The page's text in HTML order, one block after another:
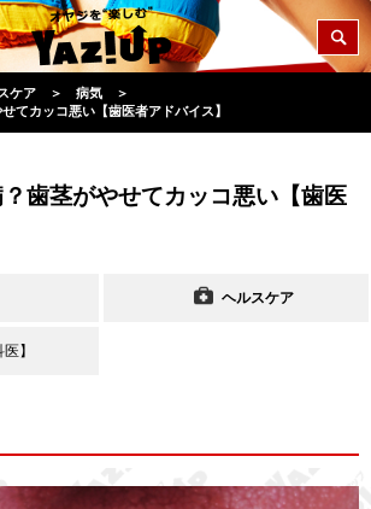
ケア ＞ 病気
＞
てカッコ悪い【歯医者アドバイス】
歯茎がやせてカッコ悪い【歯医
ヘルスケア
】